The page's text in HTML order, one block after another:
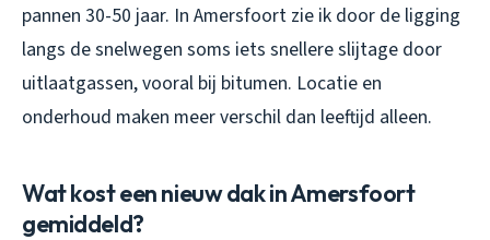
pannen 30-50 jaar. In Amersfoort zie ik door de ligging
langs de snelwegen soms iets snellere slijtage door
uitlaatgassen, vooral bij bitumen. Locatie en
onderhoud maken meer verschil dan leeftijd alleen.
Wat kost een nieuw dak in Amersfoort
gemiddeld?